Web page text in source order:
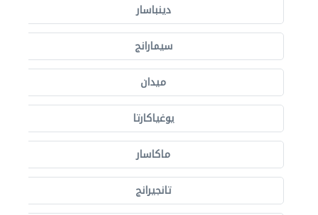
دينباسار
سيمارانج
ميدان
يوغياكارتا
ماكاسار
تانجيرانج